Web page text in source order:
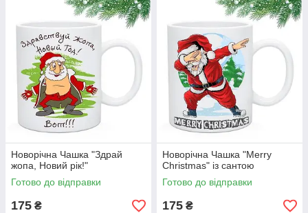
Новорічна Чашка "Здрай
жопа, Новий рік!"
Готово до відправки
175 ₴
Новорічна Чашка "Merry
Christmas" із сантою
Готово до відправки
175 ₴